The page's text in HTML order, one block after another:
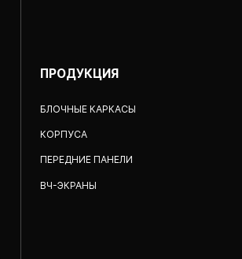
ПРОДУКЦИЯ
БЛОЧНЫЕ КАРКАСЫ
КОРПУСА
ПЕРЕДНИЕ ПАНЕЛИ
ВЧ-ЭКРАНЫ